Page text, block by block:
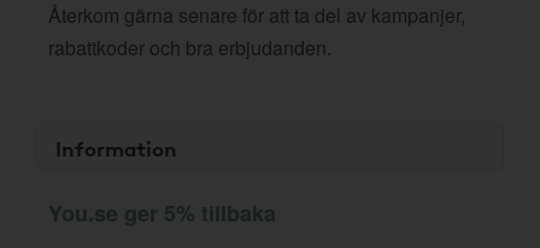
Återkom gärna senare för att ta del av kampanjer,
rabattkoder och bra erbjudanden.
Information
You.se ger 5% tillbaka